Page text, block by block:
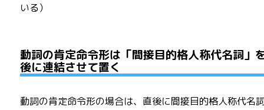
いる）
動詞の肯定命令形は「間接目的格人称代名詞」
後に連結させて置く
動詞の肯定命令形の場合は、直後に間接目的格人称代名